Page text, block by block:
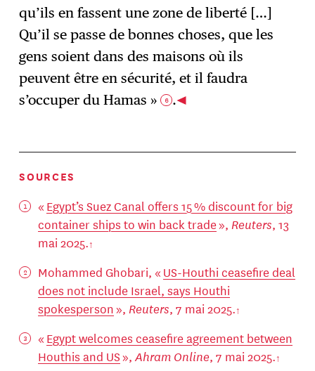
qu’ils en fassent une zone de liberté […]
Qu’il se passe de bonnes choses, que les
gens soient dans des maisons où ils
peuvent être en sécurité, et il faudra
s’occuper du Hamas » 6 .
SOURCES
« Egypt’s Suez Canal offers 15 % discount for big
container ships to win back trade», Reuters, 13
mai 2025.
Mohammed Ghobari, « US-Houthi ceasefire deal
does not include Israel, says Houthi
spokesperson», Reuters, 7 mai 2025.
« Egypt welcomes ceasefire agreement between
Houthis and US»,Ahram Online, 7 mai 2025.